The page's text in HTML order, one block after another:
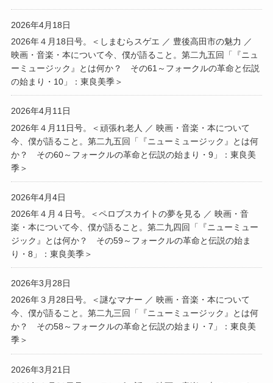
2026年4月18日
2026年４月18日号。＜しまむらスゲエ ／ 豊後高田市の魅力 ／
映画・音楽・本について今、僕が語ること。第二九五回「『ニュ
ーミュージック』とは何か？ その61～フォークルの革命と伝説
の始まり・10」：東良美季＞
2026年4月11日
2026年４月11日号。＜頑張れ老人 ／ 映画・音楽・本について
今、僕が語ること。第二九五回「『ニューミュージック』とは何
か？ その60～フォークルの革命と伝説の始まり・9」：東良美
季＞
2026年4月4日
2026年４月４日号。＜ペロブスカイトの夢を見る ／ 映画・音
楽・本について今、僕が語ること。第二九四回「『ニューミュー
ジック』とは何か？ その59～フォークルの革命と伝説の始ま
り・8」：東良美季＞
2026年3月28日
2026年３月28日号。＜謎なマナー ／ 映画・音楽・本について
今、僕が語ること。第二九三回「『ニューミュージック』とは何
か？ その58～フォークルの革命と伝説の始まり・7」：東良美
季＞
2026年3月21日